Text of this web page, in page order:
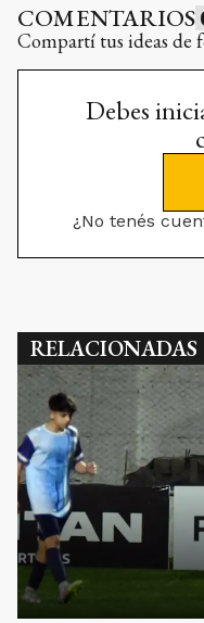
COMENTARIOS
Compartí tus ideas de
Debes
¿No tenés
RELACIONADAS